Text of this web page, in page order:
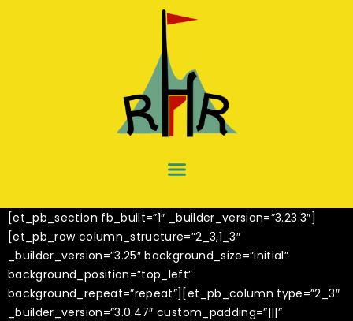
[et_pb_section fb_built=”1″ _builder_version=”3.23.3″]
[et_pb_row column_structure=”2_3,1_3″
_builder_version=”3.25″ background_size=”initial”
background_position=”top_left”
background_repeat=”repeat”][et_pb_column type=”2_3″
_builder_version=”3.0.47″ custom_padding=”|||”